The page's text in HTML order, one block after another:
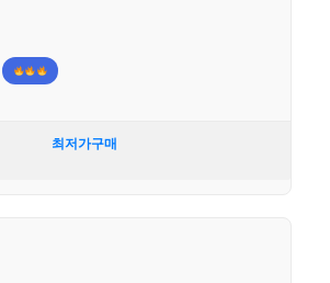
최저가구매